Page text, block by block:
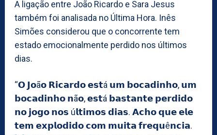
A ligação entre João Ricardo e Sara Jesus
também foi analisada no Última Hora. Inês
Simões considerou que o concorrente tem
estado emocionalmente perdido nos últimos
dias.
“𝗢 𝗝𝗼ã𝗼 𝗥𝗶𝗰𝗮𝗿𝗱𝗼 𝗲𝘀𝘁á 𝘂𝗺 𝗯𝗼𝗰𝗮𝗱𝗶𝗻𝗵𝗼, 𝘂𝗺
𝗯𝗼𝗰𝗮𝗱𝗶𝗻𝗵𝗼 𝗻ã𝗼, 𝗲𝘀𝘁á 𝗯𝗮𝘀𝘁𝗮𝗻𝘁𝗲 𝗽𝗲𝗿𝗱𝗶𝗱𝗼
𝗻𝗼 𝗷𝗼𝗴𝗼 𝗻𝗼𝘀 ú𝗹𝘁𝗶𝗺𝗼𝘀 𝗱𝗶𝗮𝘀. 𝗔𝗰𝗵𝗼 𝗾𝘂𝗲 𝗲𝗹𝗲
𝘁𝗲𝗺 𝗲𝘅𝗽𝗹𝗼𝗱𝗶𝗱𝗼 𝗰𝗼𝗺 𝗺𝘂𝗶𝘁𝗮 𝗳𝗿𝗲𝗾𝘂ê𝗻𝗰𝗶𝗮.